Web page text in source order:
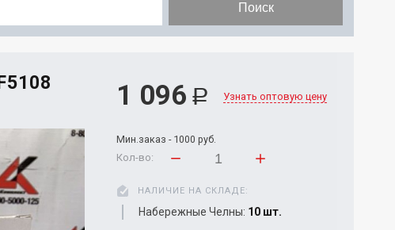
Поиск
1 096 Р Узнать оптовую цену
Мин.заказ - 1000 руб.
Кол-во:
НАЛИЧИЕ НА СКЛАДЕ:
Набережные Челны: 10 шт.